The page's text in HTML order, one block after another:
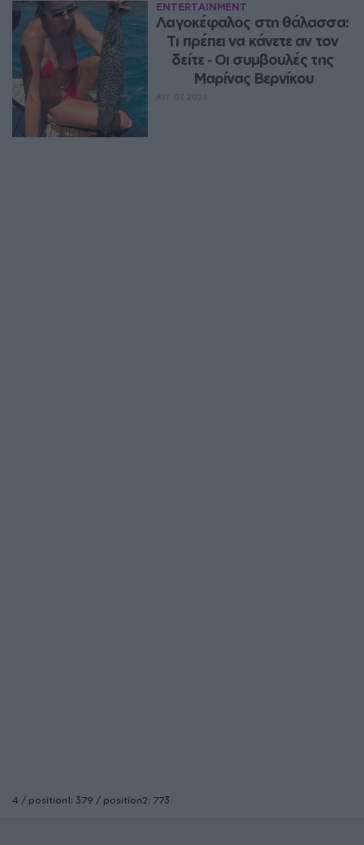
ENTERTAINMENT
Λαγοκέφαλος στη θάλασσα:
Τι πρέπει να κάνετε αν τον
δείτε ‑ Οι συμβουλές της
Μαρίνας Βερνίκου
4 / position1: 379 / position2: 773